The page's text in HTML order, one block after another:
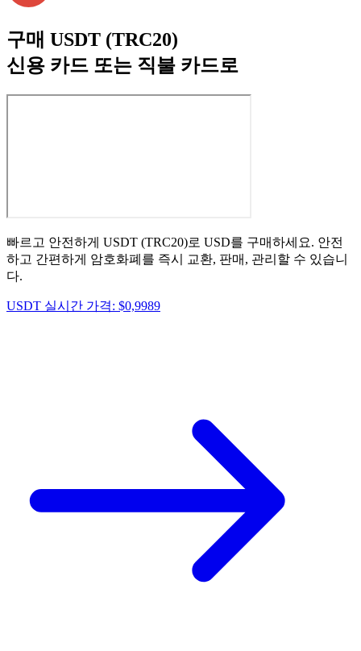
구매 USDT (TRC20)
신용 카드 또는 직불 카드로
빠르고 안전하게 USDT (TRC20)로 USD를 구매하세요. 안전
하고 간편하게 암호화폐를 즉시 교환, 판매, 관리할 수 있습니
다.
USDT 실시간 가격: $0,9989